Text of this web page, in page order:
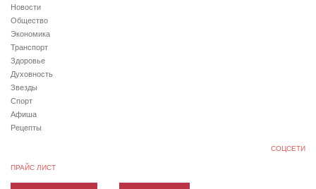
Новости
Общество
Экономика
Транспорт
Здоровье
Духовность
Звезды
Спорт
Афиша
Рецепты
СОЦСЕТИ
ПРАЙС ЛИСТ